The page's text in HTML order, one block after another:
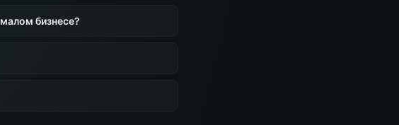
бизнесе?